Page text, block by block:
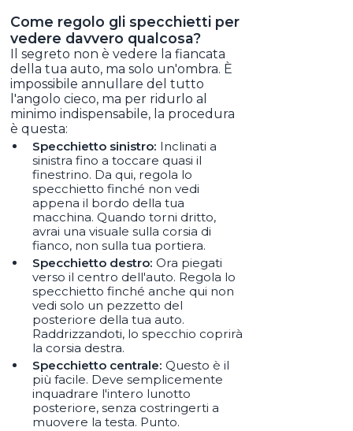
Come regolo gli specchietti per
vedere davvero qualcosa?
Il segreto non è vedere la fiancata
della tua auto, ma solo un'ombra. È
impossibile annullare del tutto
l'angolo cieco, ma per ridurlo al
minimo indispensabile, la procedura
è questa:
Specchietto sinistro: Inclinati a
sinistra fino a toccare quasi il
finestrino. Da qui, regola lo
specchietto finché non vedi
appena il bordo della tua
macchina. Quando torni dritto,
avrai una visuale sulla corsia di
fianco, non sulla tua portiera.
Specchietto destro: Ora piegati
verso il centro dell'auto. Regola lo
specchietto finché anche qui non
vedi solo un pezzetto del
posteriore della tua auto.
Raddrizzandoti, lo specchio coprirà
la corsia destra.
Specchietto centrale: Questo è il
più facile. Deve semplicemente
inquadrare l'intero lunotto
posteriore, senza costringerti a
muovere la testa. Punto.